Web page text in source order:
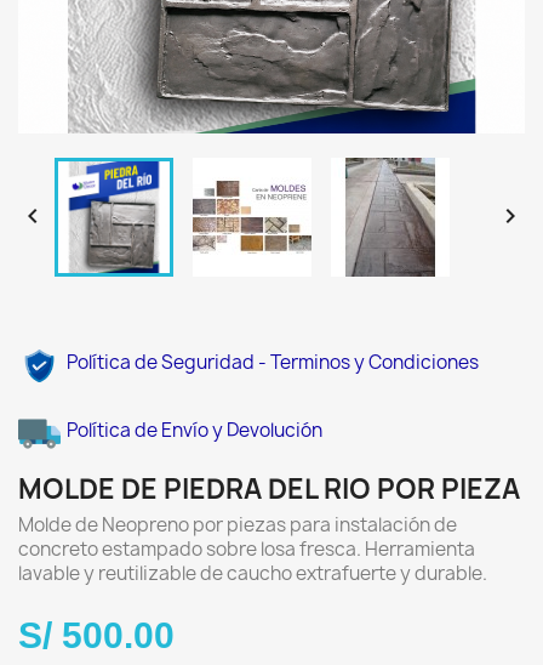
 
Política de Seguridad - Terminos y Condiciones
Política de Envío y Devolución
MOLDE DE PIEDRA DEL RIO POR PIEZA
Molde de Neopreno por piezas para instalación de
concreto estampado sobre losa fresca. Herramienta
lavable y reutilizable de caucho extrafuerte y durable.
S/ 500.00